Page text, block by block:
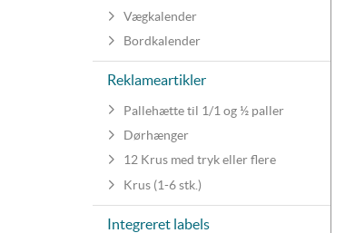
Vægkalender
Bordkalender
Reklameartikler
Pallehætte til 1/1 og ½ paller
Dørhænger
12 Krus med tryk eller flere
Krus (1-6 stk.)
Integreret labels